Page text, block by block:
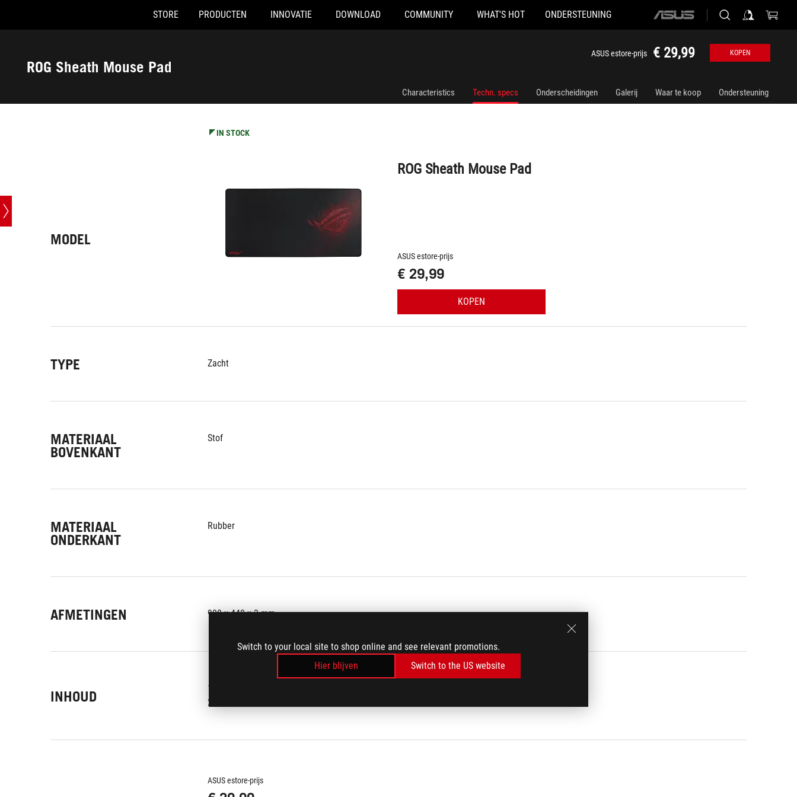
Switch to your local site to shop online and see relevant promotions.
Hier blijven
Switch to the US website
Accessibility links
STORE PRODUCTEN INNOVATIE DOWNLOAD COMMUNITY WHAT'S HOT ONDERSTEUNING
ASUS
ROG Sheath Mouse Pad
ASUS estore-prijs € 29,99 KOPEN
Characteristics Techn. specs Onderscheidingen Galerij Waar te koop Ondersteuning
MODEL
IN STOCK
ROG Sheath Mouse Pad
ASUS estore-prijs
€ 29,99
KOPEN
TYPE Zacht
MATERIAAL
BOVENKANT
Stof
MATERIAAL
ONDERKANT
Rubber
AFMETINGEN 900 x 440 x 3 mm
INHOUD
1 x Sheath Mousepad
2 x ROG stickers
ASUS estore-prijs
ROG Sheath Mouse Pad